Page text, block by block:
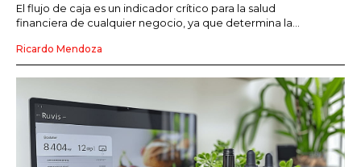
El flujo de caja es un indicador crítico para la salud
financiera de cualquier negocio, ya que determina la...
Ricardo Mendoza